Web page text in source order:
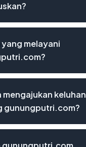
yang melayani
mengajukan keluhan
gunungputri.com?